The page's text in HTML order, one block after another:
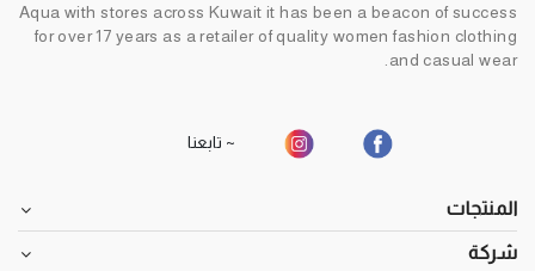
Aqua with stores across Kuwait it has been a beacon of success
for over 17 years as a retailer of quality women fashion clothing
and casual wear.
~ تابعنا
المنتجات
شركة